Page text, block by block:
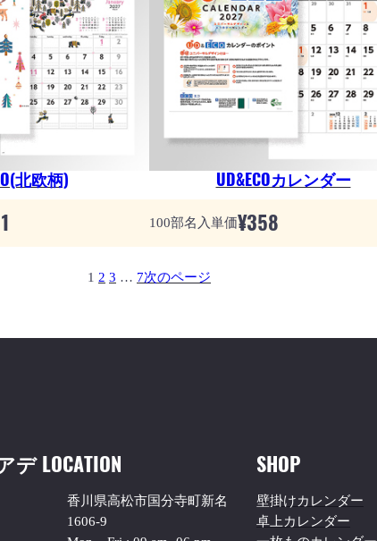
北欧柄) UD&ECOカレンダー
100部名入単価¥358
1 2 3 … 7次のページ
デ LOCATION
香川県高松市国分寺町新名
1606-9
SHOP
壁掛けカレンダー
卓上カレンダー